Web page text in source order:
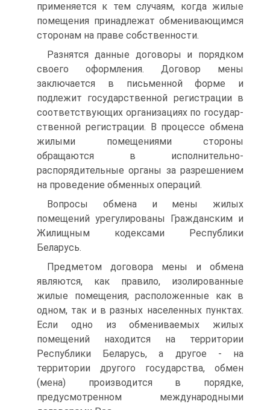
применяется к тем случаям, когда жилые
помещения принадлежат обмениваю­щимся
сторонам на праве собственности.
Разнятся данные договоры и порядком
своего оформления. До­говор мены
заключается в письменной форме и
подлежит государ­ственной регистрации в
соответствующих организациях по государ­
ственной регистрации. В процессе обмена
жилыми помещениями стороны
обращаются в исполнительно-
распорядительные органы за разрешением
на проведение обменных операций.
Вопросы обмена и мены жилых
помещений урегулированы Граж­данским и
Жилищным кодексами Республики
Беларусь.
Предметом договора мены и обмена
являются, как правило, изо­лированные
жилые помещения, расположенные как в
одном, так и в разных населенных пунктах.
Если одно из обмениваемых жилых
помещений находится на территории
Республики Беларусь, а дру­гое - на
территории другого государства, обмен
(мена) производит­ся в порядке,
предусмотренном международными